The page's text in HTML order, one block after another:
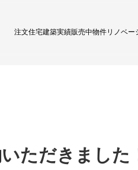
注文住宅建築実績販売中物件リノベー
ただきました